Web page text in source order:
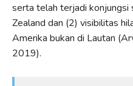
serta telah terjadi
Zealand dan (2) visibilitas
Amerika bukan di Lautan
2019).